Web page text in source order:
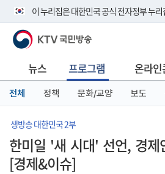
이 누리집은 대한민국 공식 전자정부 누
공식 누리집 주소 확인하기
니다.
이밖에 or.kr 또는 .kr등 다른 도메인 주소
서 도메인 주소를 확인해 보세요
KTV 국민방송
뉴스 프로그램 온라
전체 정책 문화/교양 보도
생방송 대한민국 2부
한미일 '새 시대' 선언, 경제
[경제&이슈]